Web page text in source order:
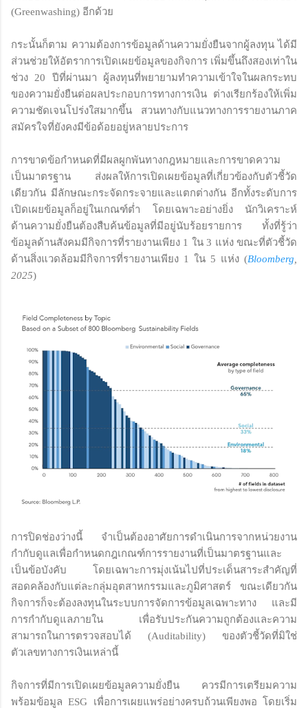
(Greenwashing) อีกด้วย
กระนั้นก็ตาม ความต้องการข้อมูลด้านความยั่งยืนจากผู้ลงทุน ได้มี
ส่วนช่วยให้อัตราการเปิดเผยข้อมูลของกิจการ เพิ่มขึ้นถึงสองเท่าใน
ช่วง 20 ปีที่ผ่านมา ผู้ลงทุนที่พยายามทำความเข้าใจในผลกระทบ
ของความยั่งยืนต่อผลประกอบการทางการเงิน ต่างเรียกร้องให้เพิ่ม
ความชัดเจนโปร่งใสมากขึ้น สวนทางกับแนวทางการรายงานภาค
สมัครใจที่ยังคงมีข้อด้อยอยู่หลายประการ
การขาดข้อกำหนดที่มีผลผูกพันทางกฎหมายและการขาดความ
เป็นมาตรฐาน ส่งผลให้การเปิดเผยข้อมูลที่เกี่ยวข้องกับตัวชี้วัด
เดียวกัน มีลักษณะกระจัดกระจายและแตกต่างกัน อีกทั้งระดับการ
เปิดเผยข้อมูลก็อยู่ในเกณฑ์ต่ำ โดยเฉพาะอย่างยิ่ง นักวิเคราะห์
ด้านความยั่งยืนต้องสืบค้นข้อมูลที่มีอยู่นับร้อยรายการ ทั้งที่รู้ว่า
ข้อมูลด้านสังคมมีกิจการที่รายงานเพียง 1 ใน 3 แห่ง ขณะที่ตัวชี้วัด
ด้านสิ่งแวดล้อมมีกิจการที่รายงานเพียง 1 ใน 5 แห่ง (Bloomberg
2025)
การปิดช่องว่างนี้ จำเป็นต้องอาศัยการดำเนินการจากหน่วยงาน
กำกับดูแลเพื่อกำหนดกฎเกณฑ์การรายงานที่เป็นมาตรฐานและ
เป็นข้อบังคับ โดยเฉพาะการมุ่งเน้นไปที่ประเด็นสาระสำคัญที่
สอดคล้องกับแต่ละกลุ่มอุตสาหกรรมและภูมิศาสตร์ ขณะเดียวกัน
กิจการก็จะต้องลงทุนในระบบการจัดการข้อมูลเฉพาะทาง และมี
การกำกับดูแลภายใน เพื่อรับประกันความถูกต้องและความ
สามารถในการตรวจสอบได้ (Auditability) ของตัวชี้วัดที่มิใช่
ตัวเลขทางการเงินเหล่านี้
กิจการที่มีการเปิดเผยข้อมูลความยั่งยืน ควรมีการเตรียมความ
พร้อมข้อมูล ESG เพื่อการเผยแพร่อย่างครบถ้วนเพียงพอ โดยเริ่ม